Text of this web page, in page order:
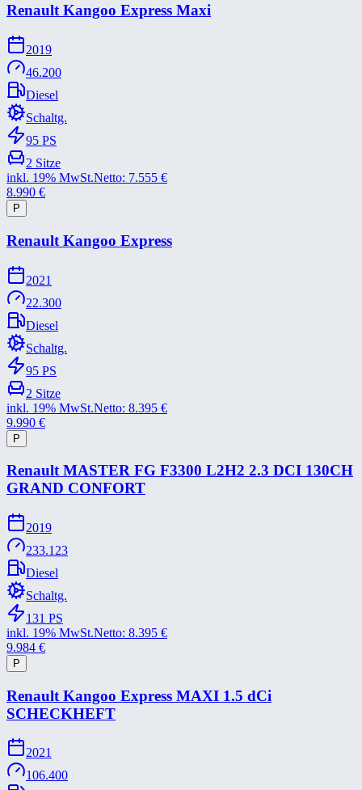
Renault Kangoo Express Maxi
2019
46.200
Diesel
Schaltg.
95 PS
2 Sitze
inkl. 19% MwSt.Netto: 7.555 €
8.990 €
P
Renault Kangoo Express
2021
22.300
Diesel
Schaltg.
95 PS
2 Sitze
inkl. 19% MwSt.Netto: 8.395 €
9.990 €
P
Renault MASTER FG F3300 L2H2 2.3 DCI 130CH
GRAND CONFORT
2019
233.123
Diesel
Schaltg.
131 PS
inkl. 19% MwSt.Netto: 8.395 €
9.984 €
P
Renault Kangoo Express MAXI 1.5 dCi
SCHECKHEFT
2021
106.400